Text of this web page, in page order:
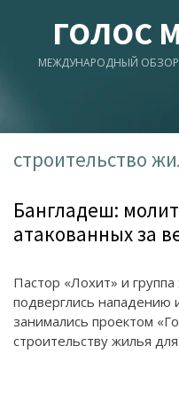
ГОЛОС
МЕЖДУНАРОДНЫЙ ОБЗОР
строительство
Бангладеш:
атакованных за
Пастор «Лохит» и
подверглись нападению
занимались проектом
строительству жилья